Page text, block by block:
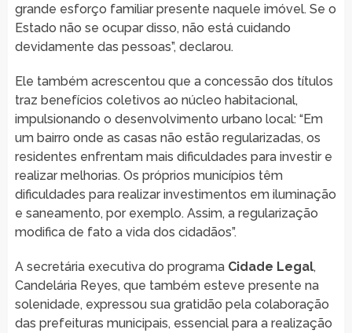
grande esforço familiar presente naquele imóvel. Se o
Estado não se ocupar disso, não está cuidando
devidamente das pessoas”, declarou.
Ele também acrescentou que a concessão dos títulos
traz benefícios coletivos ao núcleo habitacional,
impulsionando o desenvolvimento urbano local: “Em
um bairro onde as casas não estão regularizadas, os
residentes enfrentam mais dificuldades para investir e
realizar melhorias. Os próprios municípios têm
dificuldades para realizar investimentos em iluminação
e saneamento, por exemplo. Assim, a regularização
modifica de fato a vida dos cidadãos”.
A secretária executiva do programa Cidade Legal,
Candelária Reyes, que também esteve presente na
solenidade, expressou sua gratidão pela colaboração
das prefeituras municipais, essencial para a realização